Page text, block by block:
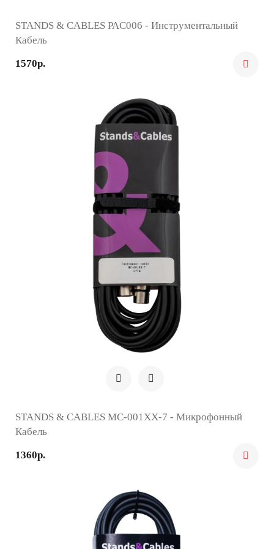
STANDS & CABLES PAC006 - Инструментальный
Кабель
1570р.
STANDS & CABLES MC-001XX-7 - Микрофонный
Кабель
1360р.